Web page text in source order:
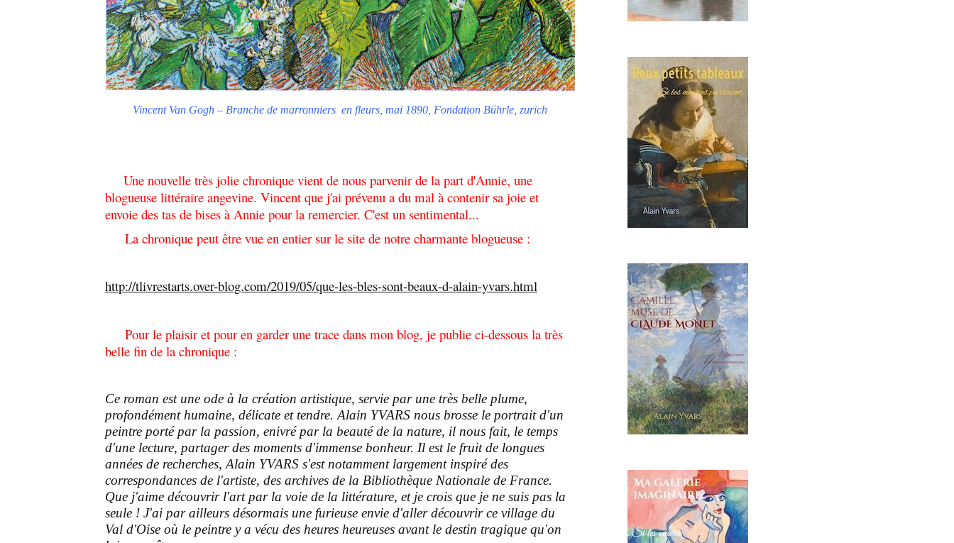
Vincent Van Gogh – Branche de marronniersen fleurs, mai 1890, Fondation Bührle, zurich
Une nouvelle très jolie chronique vient de nous parvenir de la part d'Annie, une
blogueuse littéraire angevine. Vincent que j'ai prévenu a du mal à contenir sa joie et
envoie des tas de bises à Annie pour la remercier. C'est un sentimental...
La chronique peut être vue en entier sur le site de notre charmante blogueuse :
http://tlivrestarts.over-blog.com/2019/05/que-les-bles-sont-beaux-d-alain-yvars.html
Pour le plaisir et pour en garder une trace dans mon blog, je publie ci-dessous la très
belle fin de la chronique :
Ce roman est une ode à la création artistique, servie par une très belle plume,
profondément humaine, délicate et tendre. Alain YVARS nous brosse le portrait d'un
peintre porté par la passion, enivré par la beauté de la nature, il nous fait, le temps
d'une lecture, partager des moments d'immense bonheur. Il est le fruit de longues
années de recherches, Alain YVARS s'est notamment largement inspiré des
correspondances de l'artiste, des archives de la Bibliothèque Nationale de France.
Que j'aime découvrir l'art par la voie de la littérature, et je crois que je ne suis pas la
seule ! J'ai par ailleurs désormais une furieuse envie d'aller découvrir ce village du
Val d'Oise où le peintre y a vécu des heures heureuses avant le destin tragique qu'on